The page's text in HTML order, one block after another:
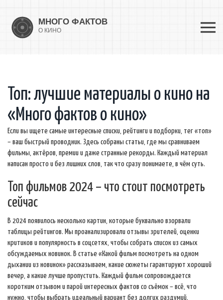
Топ: лучшие материалы о кино на
«Много фактов о кино»
Если вы ищете самые интересные списки, рейтинги и подборки, тег «топ»
– ваш быстрый проводник. Здесь собраны статьи, где мы сравниваем
фильмы, актёров, премии и даже странные рекорды. Каждый материал
написан просто и без лишних слов, так что сразу понимаете, в чём суть.
Топ фильмов 2024 – что стоит посмотреть
сейчас
В 2024 появилось несколько картин, которые буквально взорвали
таблицы рейтингов. Мы проанализировали отзывы зрителей, оценки
критиков и популярность в соцсетях, чтобы собрать список из самых
обсуждаемых новинок. В статье «Какой фильм посмотреть на одном
дыхании из новинок» рассказываем, какие сюжеты гарантируют хороший
вечер, а какие лучше пропустить. Каждый фильм сопровождается
коротким отзывом и парой интересных фактов со съёмок – всё, что
нужно, чтобы выбрать идеальный вариант без долгих раздумий.